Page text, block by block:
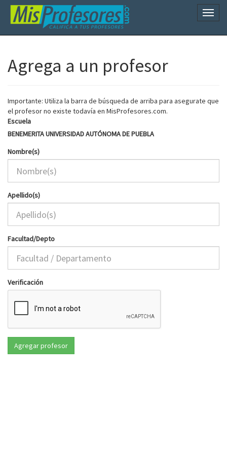
Agrega a un profesor
Importante: Utiliza la barra de búsqueda de arriba para asegurate que
el profesor no existe todavía en MisProfesores.com.
Escuela
BENEMERITA UNIVERSIDAD AUTÓNOMA DE PUEBLA
Nombre(s)
Apellido(s)
Facultad/Depto
Verificación